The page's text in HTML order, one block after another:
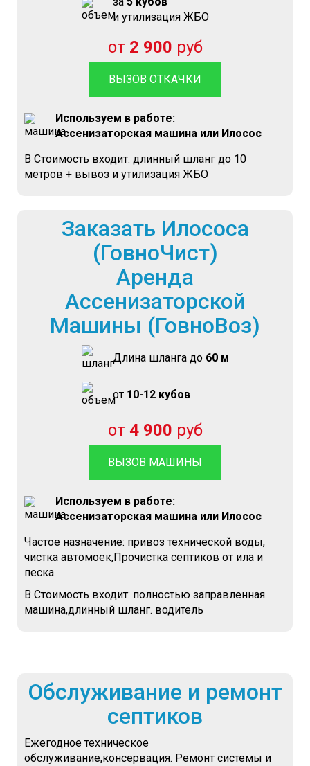
и утилизация ЖБО
от 2 900 руб
ВЫЗОВ ОТКАЧКИ
Используем в работе:
Ассенизаторская машина или Илосос
В Стоимость входит: длинный шланг до 10
метров + вывоз и утилизация ЖБО
Заказать Илососа
(ГовноЧист)
Аренда
Ассенизаторской
Машины (ГовноВоз)
Длина шланга до 60 м
от 10-12 кубов
от 4 900 руб
ВЫЗОВ МАШИНЫ
Используем в работе:
Ассенизаторская машина или Илосос
Частое назначение: привоз технической воды,
чистка автомоек,Прочистка септиков от ила и
песка.
В Стоимость входит: полностью заправленная
машина,длинный шланг. водитель
Обслуживание и ремонт
септиков
Ежегодное техническое
обслуживание,консервация. Ремонт системы и